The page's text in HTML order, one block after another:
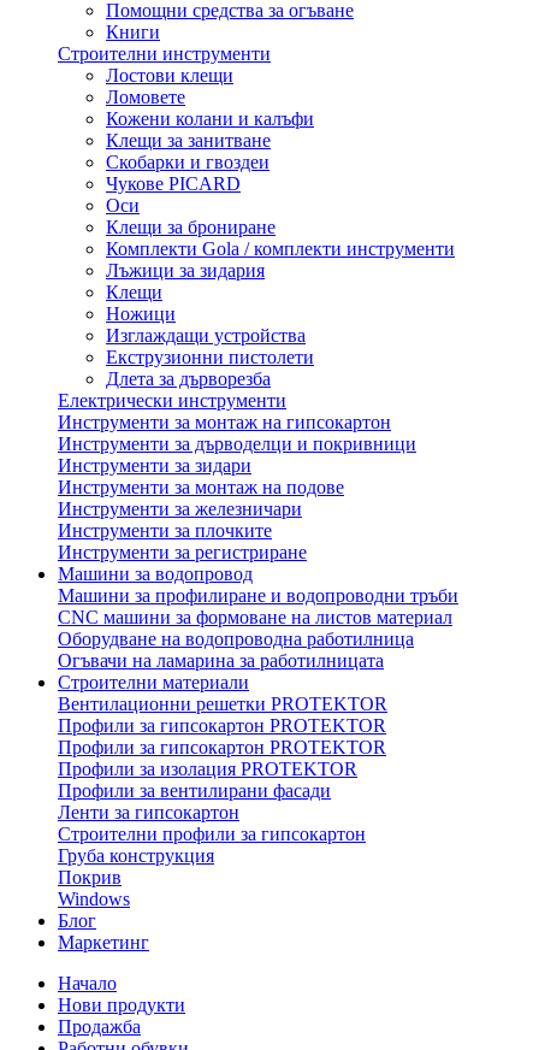
Помощни средства за огъване
Книги
Строителни инструменти
Лостови клещи
Ломовете
Кожени колани и калъфи
Клещи за занитване
Скобарки и гвоздеи
Чукове PICARD
Оси
Клещи за брониране
Комплекти Gola / комплекти инструменти
Лъжици за зидария
Клещи
Ножици
Изглаждащи устройства
Екструзионни пистолети
Длета за дърворезба
Електрически инструменти
Инструменти за монтаж на гипсокартон
Инструменти за дърводелци и покривници
Инструменти за зидари
Инструменти за монтаж на подове
Инструменти за железничари
Инструменти за плочките
Инструменти за регистриране
Машини за водопровод
Машини за профилиране и водопроводни тръби
CNC машини за формоване на листов материал
Оборудване на водопроводна работилница
Огъвачи на ламарина за работилницата
Строителни материали
Вентилационни решетки PROTEKTOR
Профили за гипсокартон PROTEKTOR
Профили за гипсокартон PROTEKTOR
Профили за изолация PROTEKTOR
Профили за вентилирани фасади
Ленти за гипсокартон
Строителни профили за гипсокартон
Груба конструкция
Покрив
Windows
Блог
Маркетинг
Начало
Нови продукти
Продажба